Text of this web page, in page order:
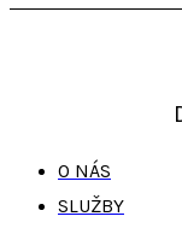
O NÁS
SLUŽBY